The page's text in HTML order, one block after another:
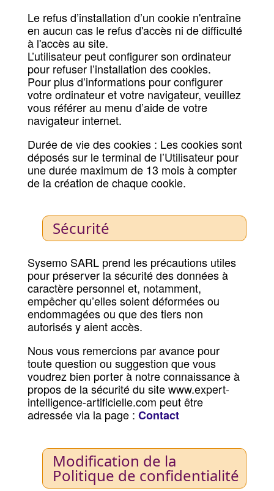
Le refus d’installation d’un cookie n'entraîne
en aucun cas le refus d'accès ni de difficulté
à l'accès au site.
L’utilisateur peut configurer son ordinateur
pour refuser l’installation des cookies.
Pour plus d’informations pour configurer
votre ordinateur et votre navigateur, veuillez
vous référer au menu d’aide de votre
navigateur internet.
Durée de vie des cookies : Les cookies sont
déposés sur le terminal de l’Utilisateur pour
une durée maximum de 13 mois à compter
de la création de chaque cookie.
Sécurité
Sysemo SARL prend les précautions utiles
pour préserver la sécurité des données à
caractère personnel et, notamment,
empêcher qu’elles soient déformées ou
endommagées ou que des tiers non
autorisés y aient accès.
Nous vous remercions par avance pour
toute question ou suggestion que vous
voudrez bien porter à notre connaissance à
propos de la sécurité du site www.expert-
intelligence-artificielle.com peut être
adressée via la page : Contact
Modification de la
Politique de confidentialité